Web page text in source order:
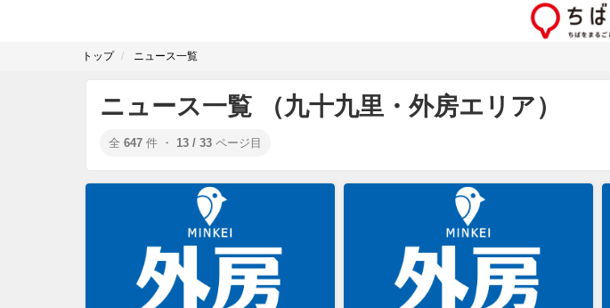
トップ ニュース一覧
ニュース一覧 （九十九里・外房エリア）
全 647 件 ・ 13 / 33 ページ目